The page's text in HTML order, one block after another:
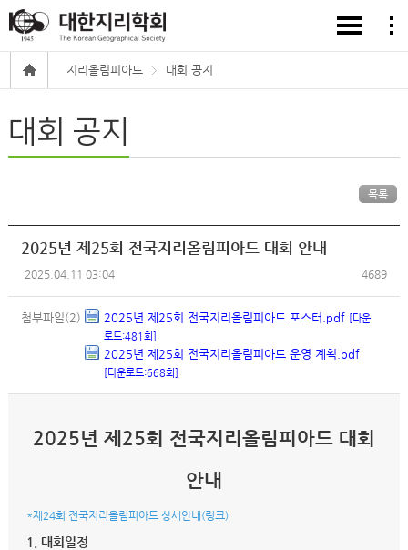
지리올림피아드 대회 공지
대회 공지
목록
2025년 제25회 전국지리올림피아드 대회 안내
2025.04.11 03:04 4689
첨부파일(2) 2025년 제25회 전국지리올림피아드 포스터.pdf [다운
로드:481회]
2025년 제25회 전국지리올림피아드 운영 계획.pdf
[다운로드:668회]
2025년 제25회 전국지리올림피아드 대회
안내
*제24회 전국지리올림피아드 상세안내(링크)
1. 대회일정